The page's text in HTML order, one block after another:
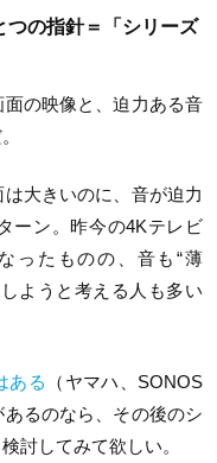
つの指針＝「シリーズ
面の映像と、迫力ある音
大きいのに、音が迫力
ーン。昨今の4Kテレビ
ったものの、音も“薄
ようと考える人も多い
ある
（ヤマハ、SONOS
るのなら、その後のシ
討してみて欲しい。